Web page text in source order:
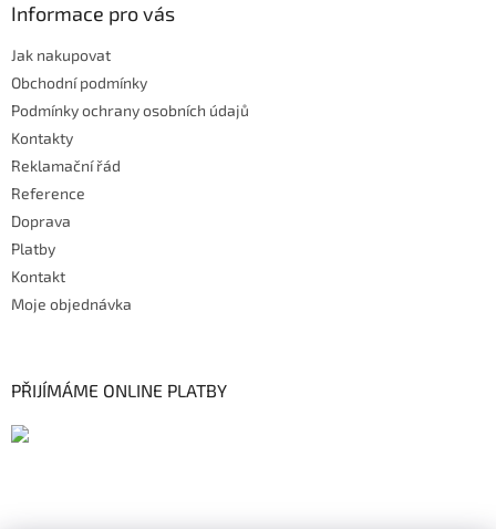
Informace pro vás
Jak nakupovat
Obchodní podmínky
Podmínky ochrany osobních údajů
Kontakty
Reklamační řád
Reference
Doprava
Platby
Kontakt
Moje objednávka
PŘIJÍMÁME ONLINE PLATBY